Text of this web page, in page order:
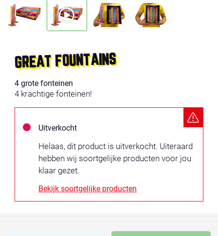
GREAT FOUNTAINS
4 grote fonteinen
4 krachtige fonteinen!
Uitverkocht
Helaas, dit product is uitverkocht. Uiteraard
hebben wij soortgelijke producten voor jou
klaar gezet.
Bekijk soortgelijke producten